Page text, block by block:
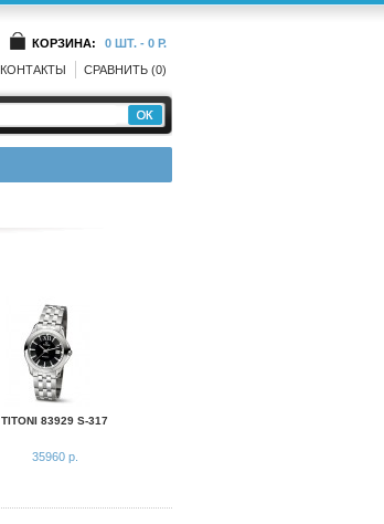
КОРЗИНА: 0 ШТ. - 0 Р.
КОНТАКТЫ СРАВНИТЬ (0)
TITONI 83929 S-317
35960 р.